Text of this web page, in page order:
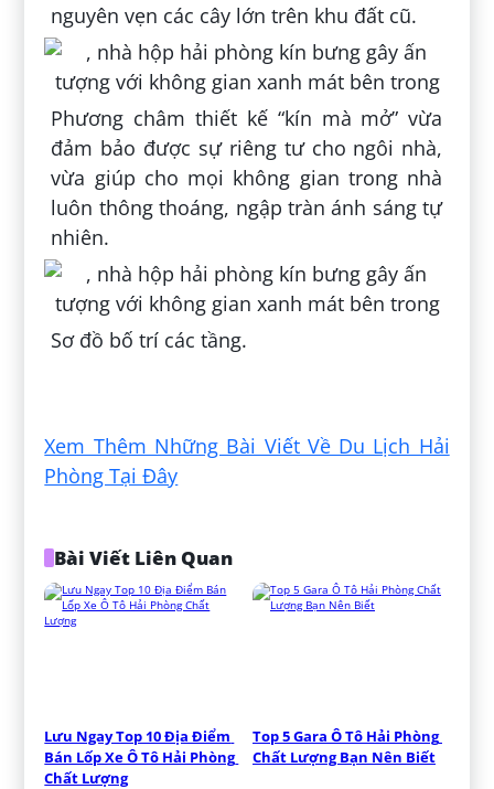
nguyên vẹn các cây lớn trên khu đất cũ.
Phương châm thiết kế “kín mà mở” vừa
đảm bảo được sự riêng tư cho ngôi nhà,
vừa giúp cho mọi không gian trong nhà
luôn thông thoáng, ngập tràn ánh sáng tự
nhiên.
Sơ đồ bố trí các tầng.
Xem Thêm Những Bài Viết Về Du Lịch Hải
Phòng Tại Đây
Bài Viết Liên Quan
Lưu Ngay Top 10 Địa Điểm
Bán Lốp Xe Ô Tô Hải Phòng
Chất Lượng
Top 5 Gara Ô Tô Hải Phòng
Chất Lượng Bạn Nên Biết